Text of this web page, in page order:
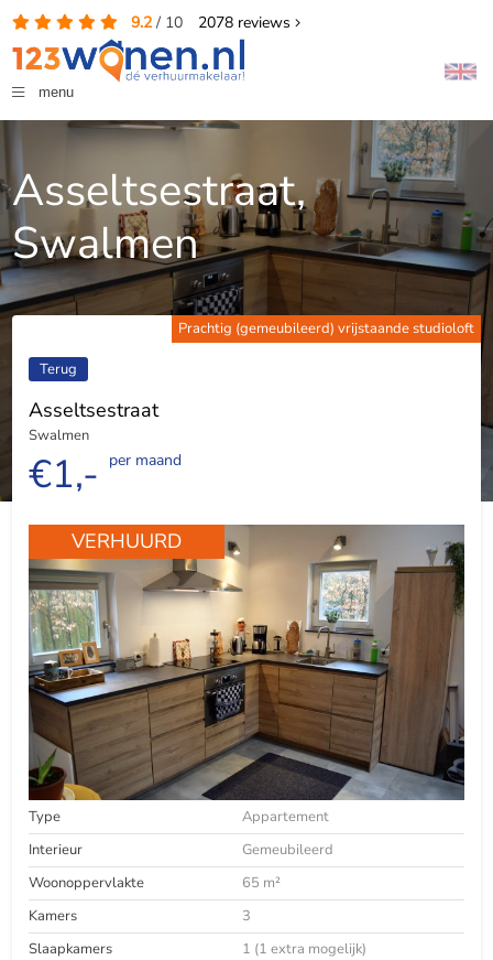
9.2/ 10 2078reviews
menu
Asseltsestraat,
Swalmen
Prachtig (gemeubileerd) vrijstaande studioloft
Terug
Asseltsestraat
Swalmen
€1,- per maand
VERHUURD
Type
Appartement
Interieur
Gemeubileerd
Woonoppervlakte
65 m²
Kamers
3
Slaapkamers
1 (1 extra mogelijk)